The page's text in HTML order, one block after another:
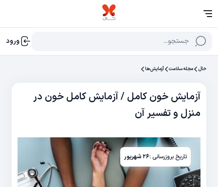
جستجو... ورود
حال مجله سلامت آزمایش‌‌ها
آزمایش خون کامل / آزمایش کامل خون در
منزل و تفسیر آن
تاریخ بروزرسانی :۲۶ شهریور